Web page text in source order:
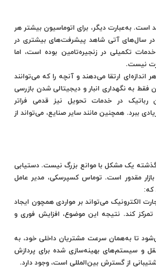
به‌عبارت دیگر، برای اتوماسیون بیشتر هر
در سال‌های آتی شاهد پیشرفت‌های بیشتری در
تکمیلی در زنجیره‌تامین بوده است، اما
نیست.
ارتقا می‌دهند و آنچه را که می‌توانند
فقط به نگهداری انبار و دیجیتالی شدن بازرسی
در خدمات تحویل نیز قدمی فراتر
ببرد. همچنین مانند سایر صنایع، می‌تواند از
گذشته یک مشکل با موانع بزرگ نیست. دستیابی
مقدور است. توماس کسپرسکی، مدیر عامل
الکترونیک می‌تواند بر مواردی همچون ایجاد
کند. نتیجه این موضوع، افزایش فوری و
تا به‌همان سرعت مشتریان داخلی خود، به
و سیستم‌های بهینه‌سازی شده برای پردازش
از گسترش بین‌المللی است، وجود دارد.